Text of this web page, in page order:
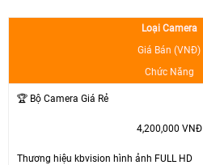
Loại Camera
Giá Bán (VNĐ)
Chức Năng
🏆 Bộ Camera Giá Rẻ
4,200,000 VNĐ
Thương hiệu kbvision hình ảnh FULL HD